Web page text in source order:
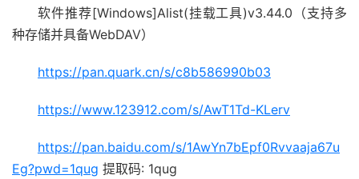
软件推荐[Windows]Alist(挂载工具)v3.44.0（支持多
种存储并具备WebDAV）
https://pan.quark.cn/s/c8b586990b03
https://www.123912.com/s/AwT1Td-KLerv
https://pan.baidu.com/s/1AwYn7bEpf0Rvvaaja67u
Eg?pwd=1qug 提取码: 1qug